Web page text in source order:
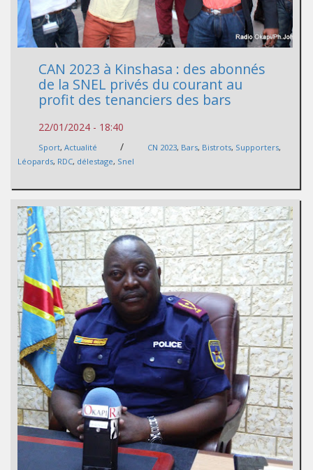
CAN 2023 à Kinshasa : des abonnés
de la SNEL privés du courant au
profit des tenanciers des bars
22/01/2024 - 18:40
Sport, Actualité / CN 2023, Bars, Bistrots, Supporters,
Léopards, RDC, délestage, Snel